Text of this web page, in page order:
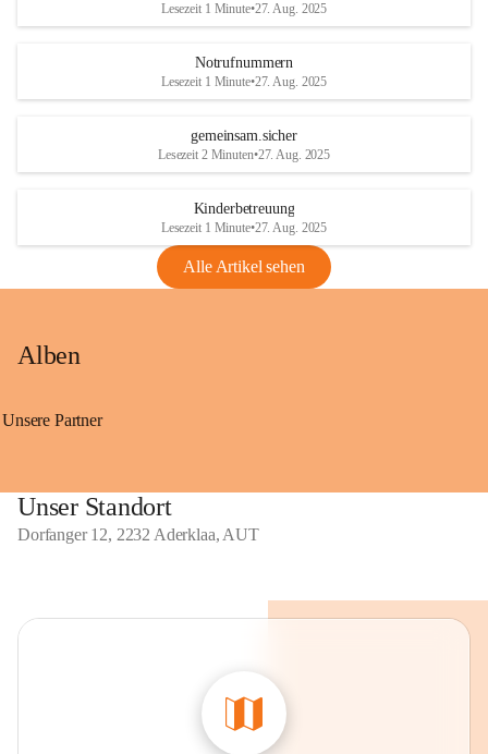
Lesezeit 1 Minute•27. Aug. 2025
Notrufnummern
Lesezeit 1 Minute•27. Aug. 2025
gemeinsam.sicher
Lesezeit 2 Minuten•27. Aug. 2025
Kinderbetreuung
Lesezeit 1 Minute•27. Aug. 2025
Alle Artikel sehen
Alben
Unsere Partner
Unser Standort
Dorfanger 12, 2232 Aderklaa, AUT